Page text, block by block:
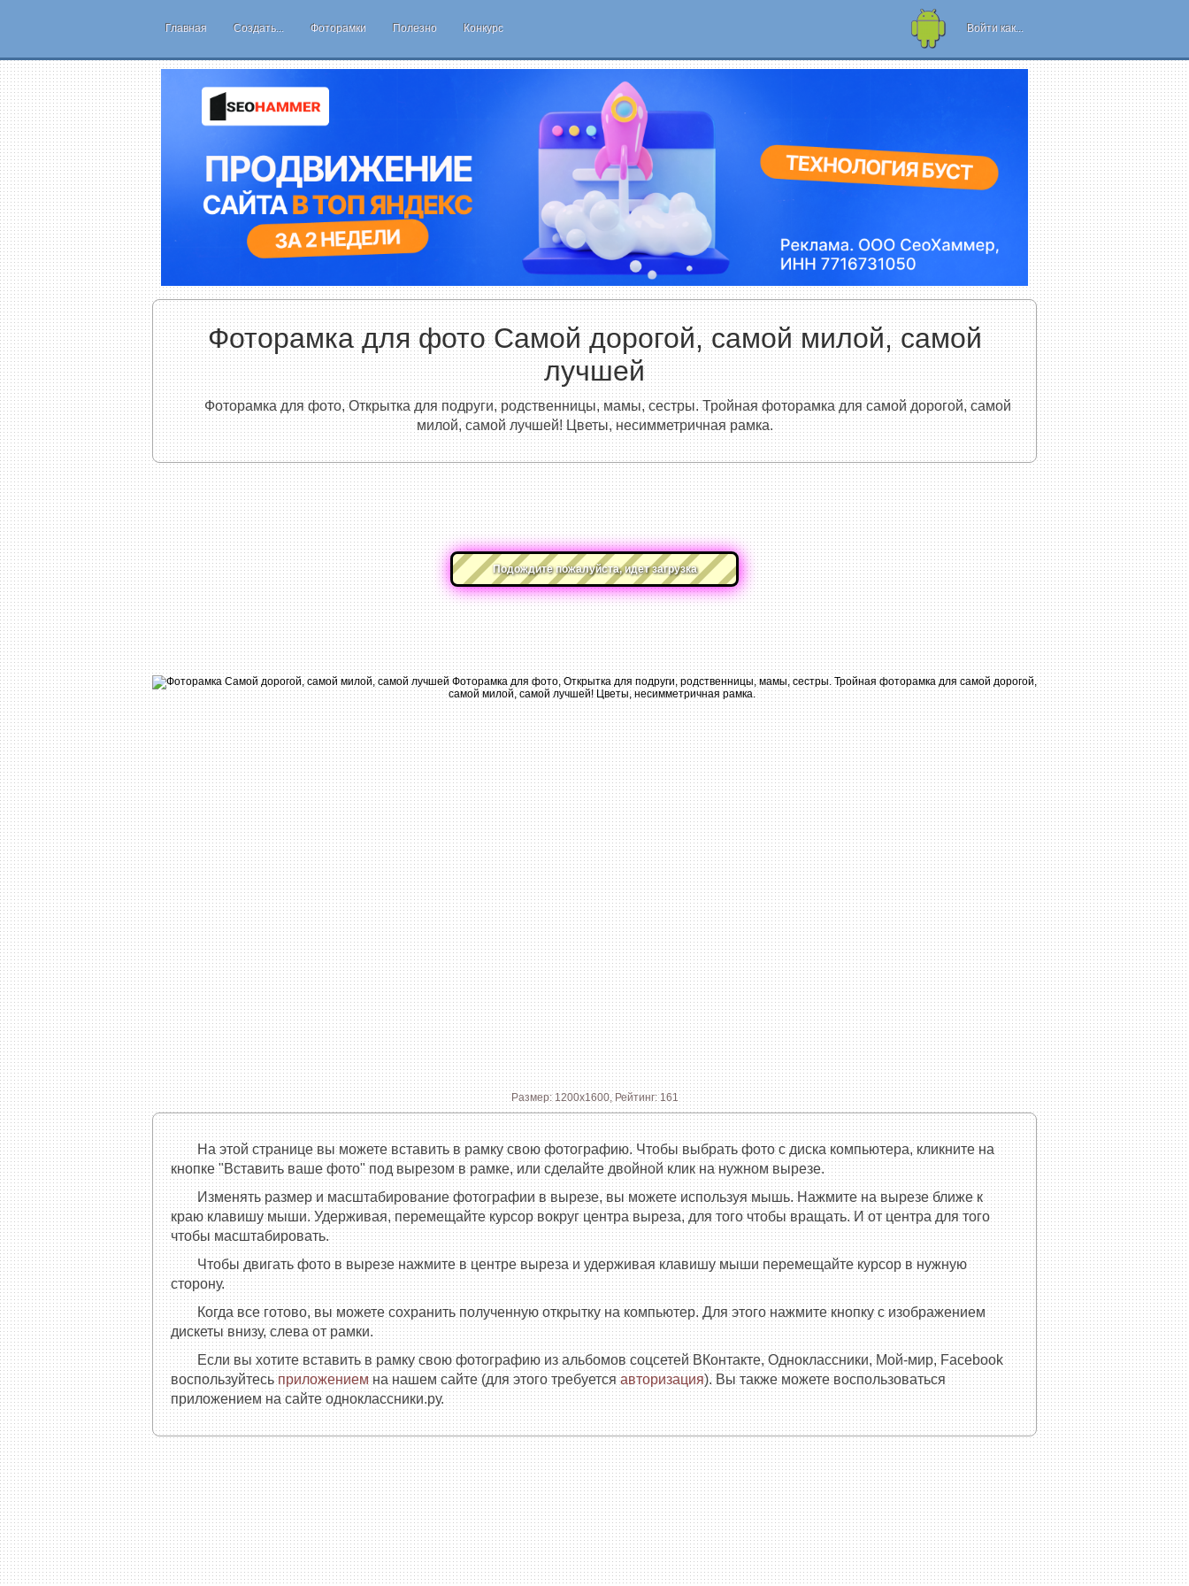
Главная Создать... Фоторамки Полезно Конкурс Войти как...
телефона или
Фоторамка для фото Самой дорогой, самой милой, самой
лучшей
Фоторамка для фото, Открытка для подруги, родственницы, мамы, сестры. Тройная фоторамка для самой дорогой, самой
милой, самой лучшей! Цветы, несимметричная рамка.
Подождите пожалуйста, идет загрузка
Размер: 1200x1600, Рейтинг: 161
На этой странице вы можете вставить в рамку свою фотографию. Чтобы выбрать фото с диска компьютера, кликните на
кнопке "Вставить ваше фото" под вырезом в рамке, или сделайте двойной клик на нужном вырезе.
Изменять размер и масштабирование фотографии в вырезе, вы можете используя мышь. Нажмите на вырезе ближе к
краю клавишу мыши. Удерживая, перемещайте курсор вокруг центра выреза, для того чтобы вращать. И от центра для того
чтобы масштабировать.
Чтобы двигать фото в вырезе нажмите в центре выреза и удерживая клавишу мыши перемещайте курсор в нужную
сторону.
Когда все готово, вы можете сохранить полученную открытку на компьютер. Для этого нажмите кнопку с изображением
дискеты внизу, слева от рамки.
Если вы хотите вставить в рамку свою фотографию из альбомов соцсетей ВКонтакте, Одноклассники, Мой-мир, Facebook
воспользуйтесьприложениемна нашем сайте (для этого требуетсяавторизация). Вы также можете воспользоваться
приложением на сайте одноклассники.ру.